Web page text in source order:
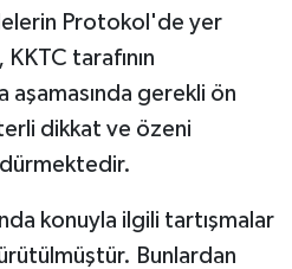
Protokol'de yer
tarafının
aşamasında gerekli ön
dikkat ve özeni
konuyla ilgili tartışmalar
Bunlardan